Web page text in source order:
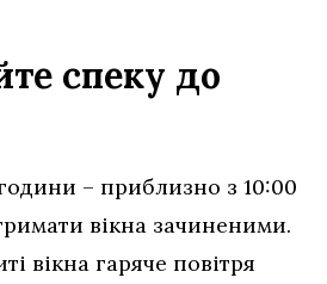
спеку до
– приблизно з 10:00
вікна зачиненими.
вікна гаряче повітря